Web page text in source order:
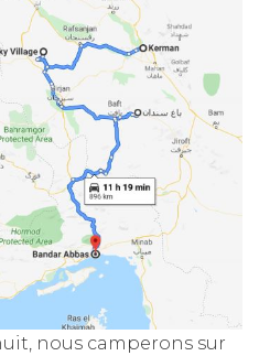
nous camperons sur